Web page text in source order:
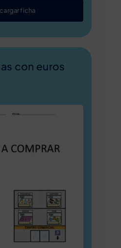
ficha
con euros